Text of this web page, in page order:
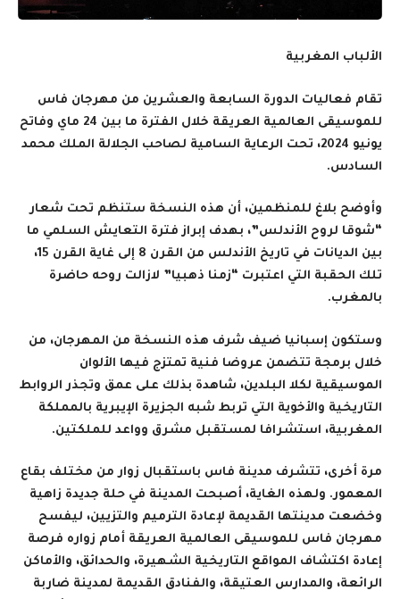
الألباب المغربية
تقام فعاليات الدورة السابعة والعشرين من مهرجان فاس
للموسيقى العالمية العريقة خلال الفترة ما بين 24 ماي وفاتح
يونيو 2024، تحت الرعاية السامية لصاحب الجلالة الملك محمد
السادس.
وأوضح بلاغ للمنظمين، أن هذه النسخة ستنظم تحت شعار
“شوقا لروح الأندلس”، بهدف إبراز فترة التعايش السلمي ما
بين الديانات في تاريخ الأندلس من القرن 8 إلى غاية القرن 15،
تلك الحقبة التي اعتبرت “زمنا ذهبيا” لازالت روحه حاضرة
بالمغرب.
وستكون إسبانيا ضيف شرف هذه النسخة من المهرجان، من
خلال برمجة تتضمن عروضا فنية تمتزج فيها الألوان
الموسيقية لكلا البلدين، شاهدة بذلك على عمق وتجذر الروابط
التاريخية والأخوية التي تربط شبه الجزيرة الإيبرية بالمملكة
المغربية، استشرافا لمستقبل مشرق وواعد للملكتين.
مرة أخرى، تتشرف مدينة فاس باستقبال زوار من مختلف بقاع
المعمور. ولهذه الغاية، أصبحت المدينة في حلة جديدة زاهية
وخضعت مدينتها القديمة لإعادة الترميم والتزيين، ليفسح
مهرجان فاس للموسيقى العالمية العريقة أمام زواره فرصة
إعادة اكتشاف المواقع التاريخية الشهيرة، والحدائق، والأماكن
الرائعة، والمدارس العتيقة، والفنادق القديمة لمدينة ضاربة